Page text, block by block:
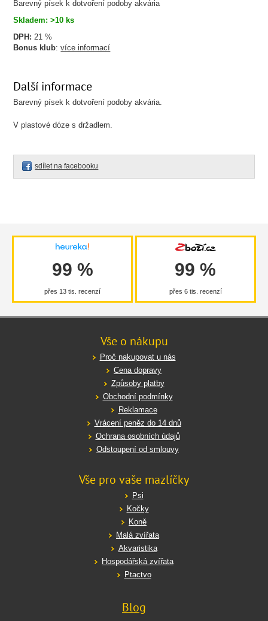
Barevný písek k dotvoření podoby akvária
Skladem: >10 ks
DPH: 21 %
Bonus klub:více informací
Další informace
Barevný písek k dotvoření podoby akvária.
V plastové dóze s držadlem.
sdílet na facebooku
99 %
přes 13 tis. recenzí
99 %
přes 6 tis. recenzí
Vše o nákupu
Proč nakupovat u nás
Cena dopravy
Způsoby platby
Obchodní podmínky
Reklamace
Vrácení peněz do 14 dnů
Ochrana osobních údajů
Odstoupení od smlouvy
Vše pro vaše mazlíčky
Psi
Kočky
Koně
Malá zvířata
Akvaristika
Hospodářská zvířata
Ptactvo
Blog